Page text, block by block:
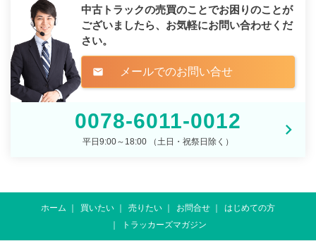
中古トラックの売買のことでお困りのことが
ございましたら、 お気軽にお問い合わせくだ
さい。
mail メールでのお問い合せ
0078-6011-0012
平日9:00～18:00 （土日・祝祭日除く）
ホーム 買いたい 売りたい お問合せ
はじめての方
トラッカーズマガジン